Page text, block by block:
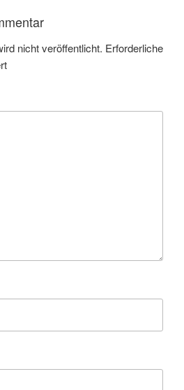
nicht veröffentlicht. Erforderliche